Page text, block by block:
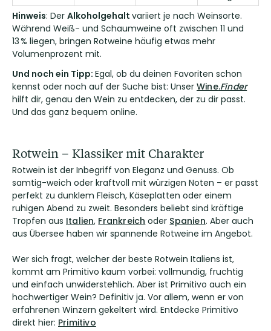
Hinweis: Der Alkoholgehalt variiert je nach Weinsorte.
Während Weiß- und Schaumweine oft zwischen 11 und
13 % liegen, bringen Rotweine häufig etwas mehr
Volumenprozent mit.
Und noch ein Tipp: Egal, ob du deinen Favoriten schon
kennst oder noch auf der Suche bist: Unser Wine.Finder
hilft dir, genau den Wein zu entdecken, der zu dir passt.
Und das ganz bequem online.
Rotwein – Klassiker mit Charakter
Rotwein ist der Inbegriff von Eleganz und Genuss. Ob
samtig-weich oder kraftvoll mit würzigen Noten – er passt
perfekt zu dunklem Fleisch, Käseplatten oder einem
ruhigen Abend zu zweit. Besonders beliebt sind kräftige
Tropfen aus Italien, Frankreich oder Spanien. Aber auch
aus Übersee haben wir spannende Rotweine im Angebot.
Wer sich fragt, welcher der beste Rotwein Italiens ist,
kommt am Primitivo kaum vorbei: vollmundig, fruchtig
und einfach unwiderstehlich. Aber ist Primitivo auch ein
hochwertiger Wein? Definitiv ja. Vor allem, wenn er von
erfahrenen Winzern gekeltert wird. Entdecke Primitivo
direkt hier: Primitivo